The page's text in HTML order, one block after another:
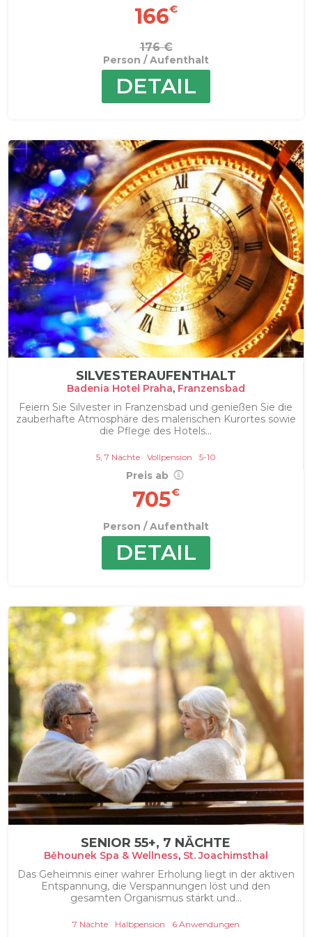
166€
176 €
Person / Aufenthalt
DETAIL
SILVESTERAUFENTHALT
Badenia Hotel Praha, Franzensbad
Feiern Sie Silvester in Franzensbad und genießen Sie die
zauberhafte Atmosphäre des malerischen Kurortes sowie
die Pflege des Hotels...
5, 7 Nächte Vollpension 5-10
Preis ab
705€
Person / Aufenthalt
DETAIL
SENIOR 55+, 7 NÄCHTE
Běhounek Spa & Wellness, St. Joachimsthal
Das Geheimnis einer wahrer Erholung liegt in der aktiven
Entspannung, die Verspannungen löst und den
gesamten Organismus stärkt und...
7 Nächte Halbpension 6 Anwendungen